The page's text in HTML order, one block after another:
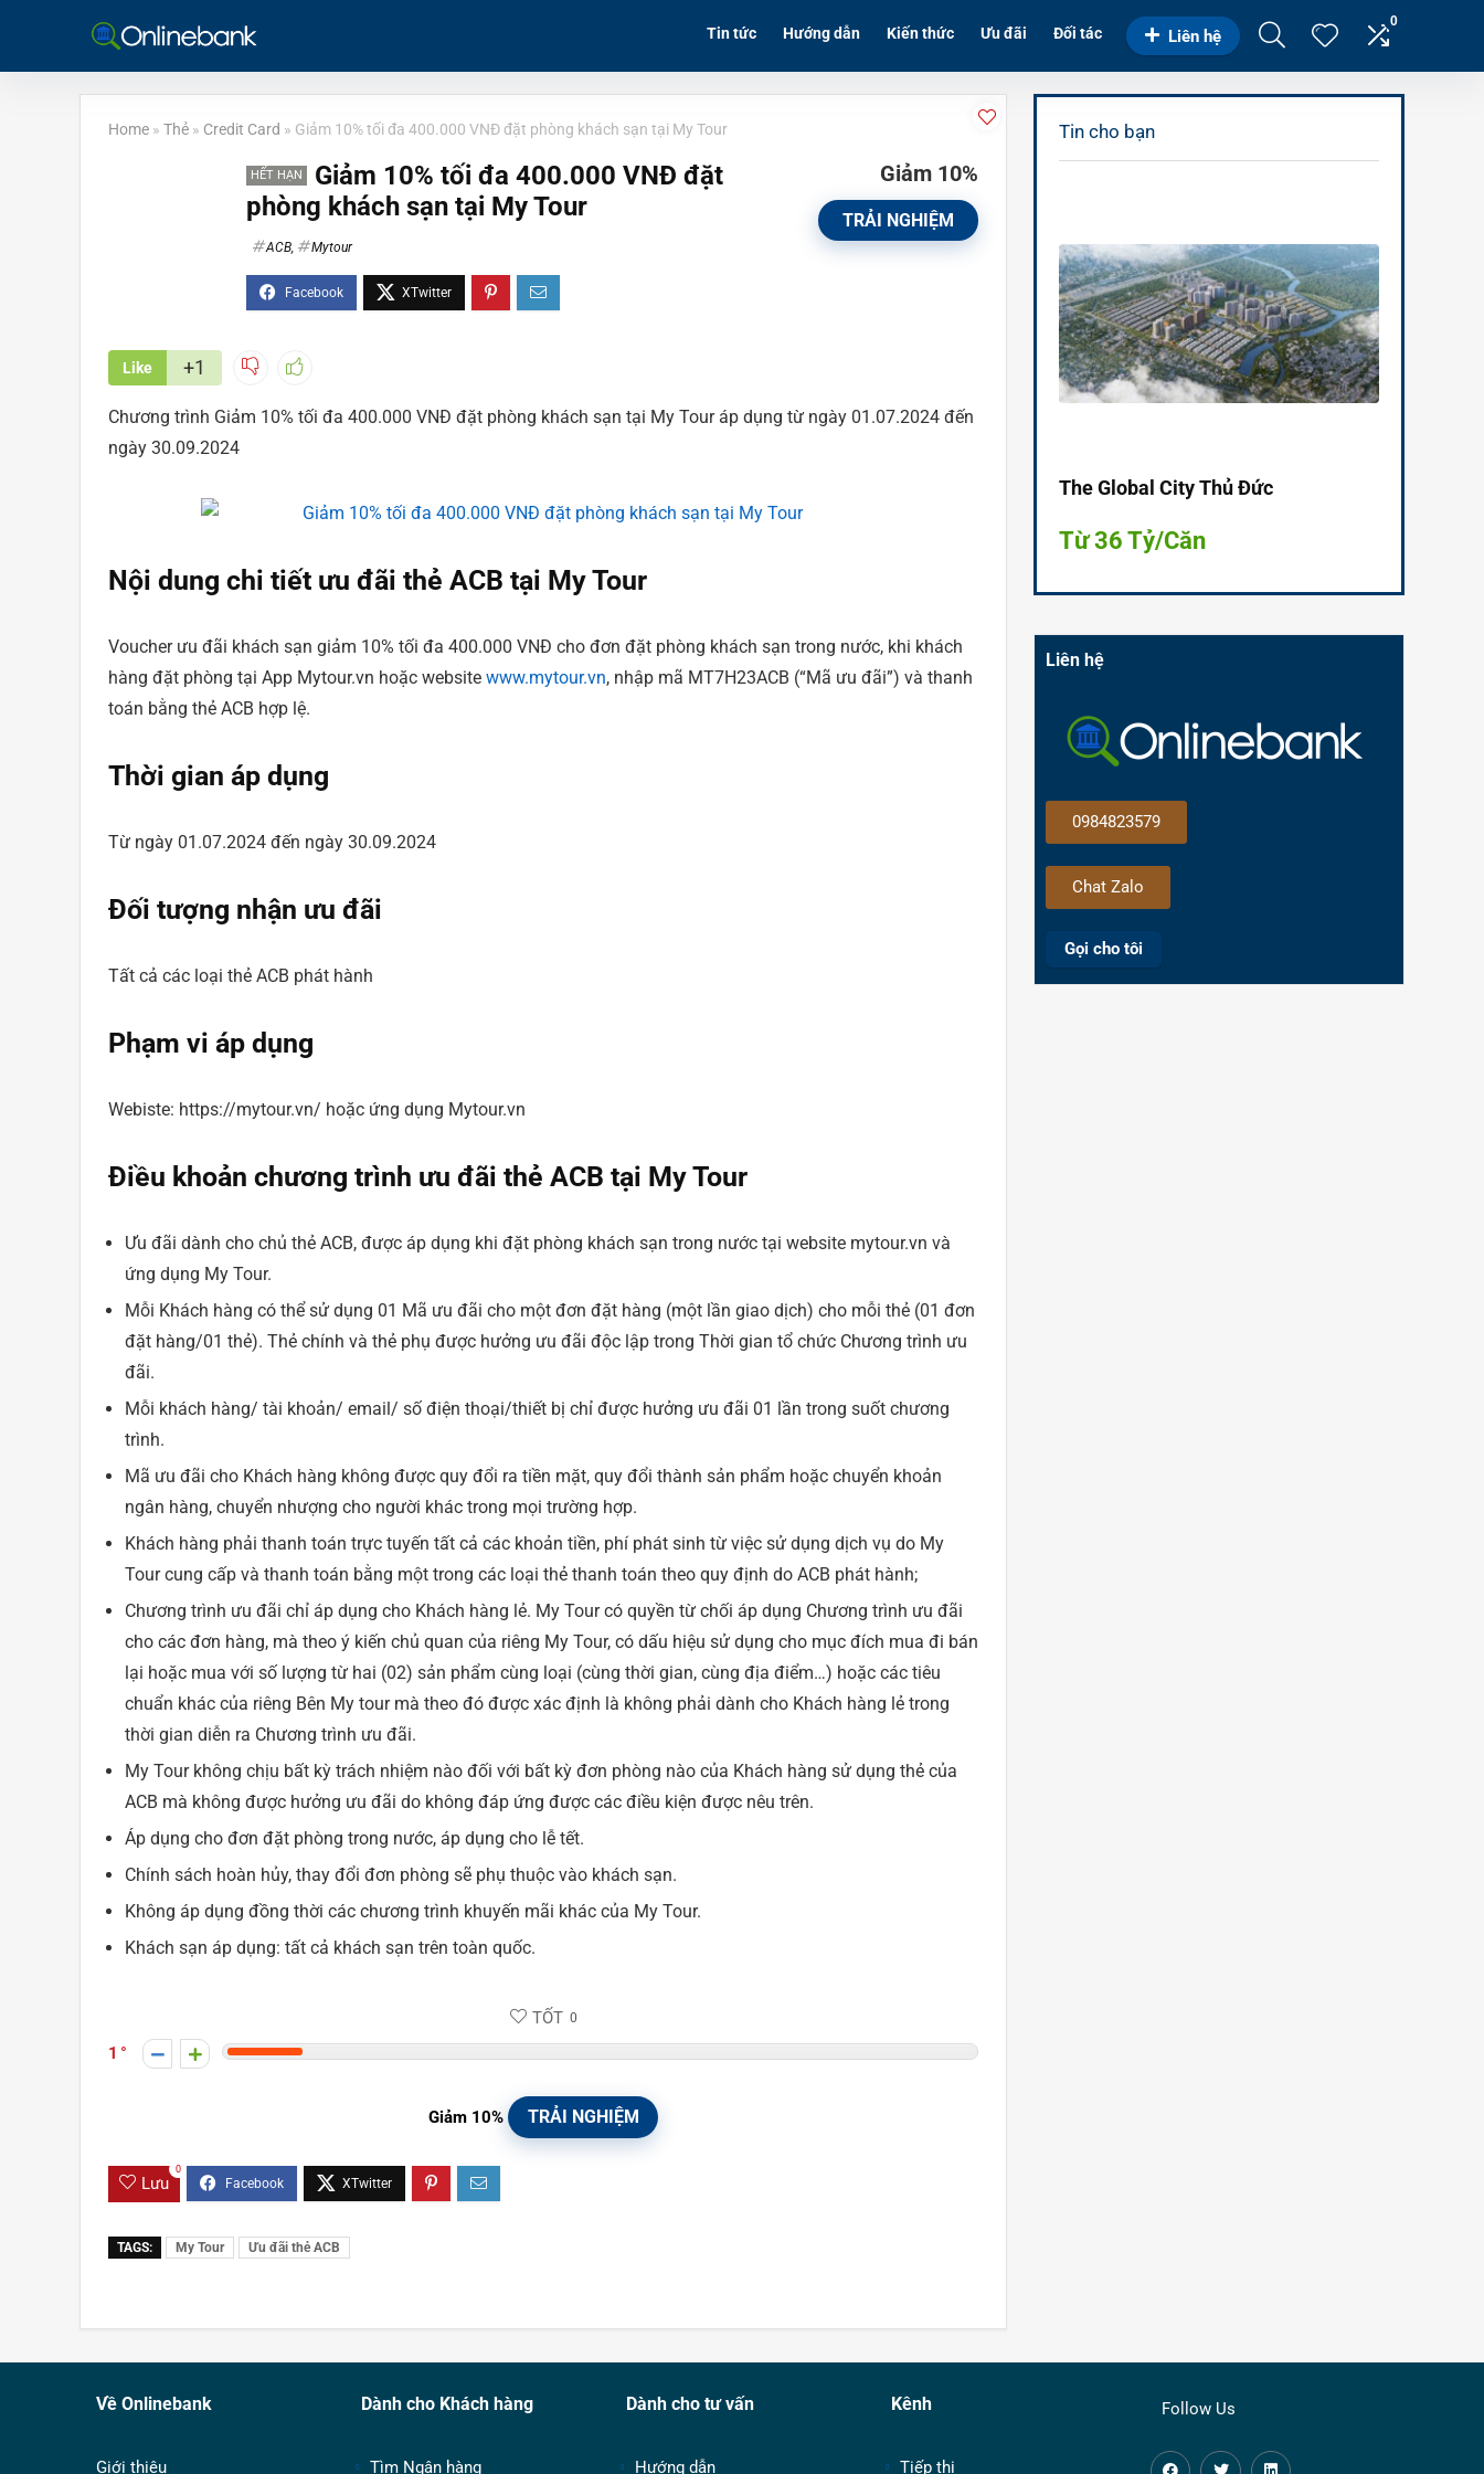
Tin tức Hướng dẫn Kiến thức Ưu đãi Đối tác Liên hệ
0
Home » Thẻ » Credit Card » Giảm 10% tối đa 400.000 VNĐ đặt phòng khách sạn tại My Tour
HẾT HẠN
Giảm 10% tối đa 400.000 VNĐ đặt
phòng khách sạn tại My Tour
ACB, Mytour
Giảm 10%
TRẢI NGHIỆM
Like +1
Chương trình Giảm 10% tối đa 400.000 VNĐ đặt phòng khách sạn tại My Tour áp dụng từ ngày 01.07.2024 đến
ngày 30.09.2024
Nội dung chi tiết ưu đãi thẻ ACB tại My Tour
Voucher ưu đãi khách sạn giảm 10% tối đa 400.000 VNĐ cho đơn đặt phòng khách sạn trong nước, khi khách
hàng đặt phòng tại App Mytour.vn hoặc website www.mytour.vn, nhập mã MT7H23ACB (“Mã ưu đãi”) và thanh
toán bằng thẻ ACB hợp lệ.
Thời gian áp dụng
Từ ngày 01.07.2024 đến ngày 30.09.2024
Đối tượng nhận ưu đãi
Tất cả các loại thẻ ACB phát hành
Phạm vi áp dụng
Webiste: https://mytour.vn/ hoặc ứng dụng Mytour.vn
Điều khoản chương trình ưu đãi thẻ ACB tại My Tour
Ưu đãi dành cho chủ thẻ ACB, được áp dụng khi đặt phòng khách sạn trong nước tại website mytour.vn và
ứng dụng My Tour.
Mỗi Khách hàng có thể sử dụng 01 Mã ưu đãi cho một đơn đặt hàng (một lần giao dịch) cho mỗi thẻ (01 đơn
đặt hàng/01 thẻ). Thẻ chính và thẻ phụ được hưởng ưu đãi độc lập trong Thời gian tổ chức Chương trình ưu
đãi.
Mỗi khách hàng/ tài khoản/ email/ số điện thoại/thiết bị chỉ được hưởng ưu đãi 01 lần trong suốt chương
trình.
Mã ưu đãi cho Khách hàng không được quy đổi ra tiền mặt, quy đổi thành sản phẩm hoặc chuyển khoản
ngân hàng, chuyển nhượng cho người khác trong mọi trường hợp.
Khách hàng phải thanh toán trực tuyến tất cả các khoản tiền, phí phát sinh từ việc sử dụng dịch vụ do My
Tour cung cấp và thanh toán bằng một trong các loại thẻ thanh toán theo quy định do ACB phát hành;
Chương trình ưu đãi chỉ áp dụng cho Khách hàng lẻ. My Tour có quyền từ chối áp dụng Chương trình ưu đãi
cho các đơn hàng, mà theo ý kiến chủ quan của riêng My Tour, có dấu hiệu sử dụng cho mục đích mua đi bán
lại hoặc mua với số lượng từ hai (02) sản phẩm cùng loại (cùng thời gian, cùng địa điểm…) hoặc các tiêu
chuẩn khác của riêng Bên My tour mà theo đó được xác định là không phải dành cho Khách hàng lẻ trong
thời gian diễn ra Chương trình ưu đãi.
My Tour không chịu bất kỳ trách nhiệm nào đối với bất kỳ đơn phòng nào của Khách hàng sử dụng thẻ của
ACB mà không được hưởng ưu đãi do không đáp ứng được các điều kiện được nêu trên.
Áp dụng cho đơn đặt phòng trong nước, áp dụng cho lễ tết.
Chính sách hoàn hủy, thay đổi đơn phòng sẽ phụ thuộc vào khách sạn.
Không áp dụng đồng thời các chương trình khuyến mãi khác của My Tour.
Khách sạn áp dụng: tất cả khách sạn trên toàn quốc.
TỐT 0
1
Giảm 10% TRẢI NGHIỆM
Lưu
0
TAGS: My Tour Ưu đãi thẻ ACB
Tin cho bạn
The Global City Thủ Đức
Từ 36 Tỷ/Căn
Liên hệ
0984823579
Chat Zalo
Gọi cho tôi
Về Onlinebank
Giới thiệu
Dành cho Khách hàng
Tìm Ngân hàng
Dành cho tư vấn
Hướng dẫn
Kênh
Tiếp thị
Follow Us